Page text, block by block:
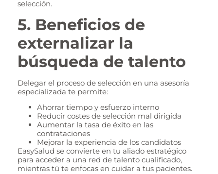
selección.
5. Beneficios de
externalizar la
búsqueda de talento
Delegar el proceso de selección en una asesoría
especializada te permite:
Ahorrar tiempo y esfuerzo interno
Reducir costes de selección mal dirigida
Aumentar la tasa de éxito en las
contrataciones
Mejorar la experiencia de los candidatos
EasySalud se convierte en tu aliado estratégico
para acceder a una red de talento cualificado,
mientras tú te enfocas en cuidar a tus pacientes.